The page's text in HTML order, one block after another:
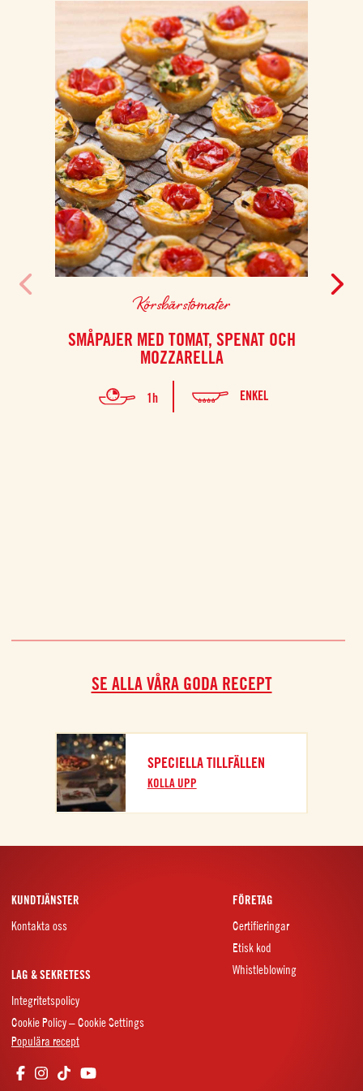
Körsbärstomater
SMÅPAJER MED TOMAT, SPENAT OCH
MOZZARELLA
1h ENKEL
SE ALLA VÅRA GODA RECEPT
SPECIELLA TILLFÄLLEN
KOLLA UPP
KUNDTJÄNSTER
Kontakta oss
FÖRETAG
Certifieringar
Etisk kod
Whistleblowing
LAG & SEKRETESS
Integritetspolicy
Cookie Policy – Cookie Settings
Populära recept